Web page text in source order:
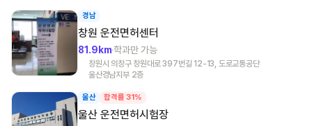
경남
창원 운전면허센터
81.9km학과만 가능
창원시 의창구 창원대로 397번길 12-13, 도로교통공단
울산경남지부 2층
울산 합격률 31%
울산 운전면허시험장